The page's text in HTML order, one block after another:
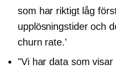
som har riktigt låg
upplösningstider och
churn rate.'
"Vi har data som